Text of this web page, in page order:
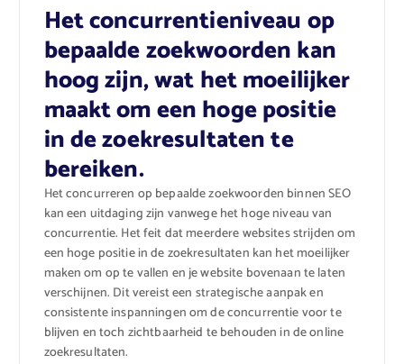
Het concurrentieniveau op
bepaalde zoekwoorden kan
hoog zijn, wat het moeilijker
maakt om een hoge positie
in de zoekresultaten te
bereiken.
Het concurreren op bepaalde zoekwoorden binnen SEO
kan een uitdaging zijn vanwege het hoge niveau van
concurrentie. Het feit dat meerdere websites strijden om
een hoge positie in de zoekresultaten kan het moeilijker
maken om op te vallen en je website bovenaan te laten
verschijnen. Dit vereist een strategische aanpak en
consistente inspanningen om de concurrentie voor te
blijven en toch zichtbaarheid te behouden in de online
zoekresultaten.